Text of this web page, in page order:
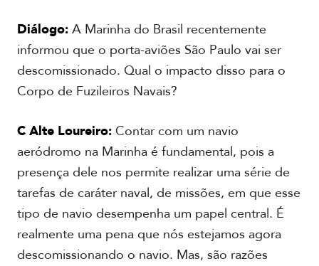
Diálogo: A Marinha do Brasil recentemente
informou que o porta-aviões São Paulo vai ser
descomissionado. Qual o impacto disso para o
Corpo de Fuzileiros Navais?
C Alte Loureiro:Contar com um navio
aeródromo na Marinha é fundamental, pois a
presença dele nos permite realizar uma série de
tarefas de caráter naval, de missões, em que esse
tipo de navio desempenha um papel central. É
realmente uma pena que nós estejamos agora
descomissionando o navio. Mas, são razões